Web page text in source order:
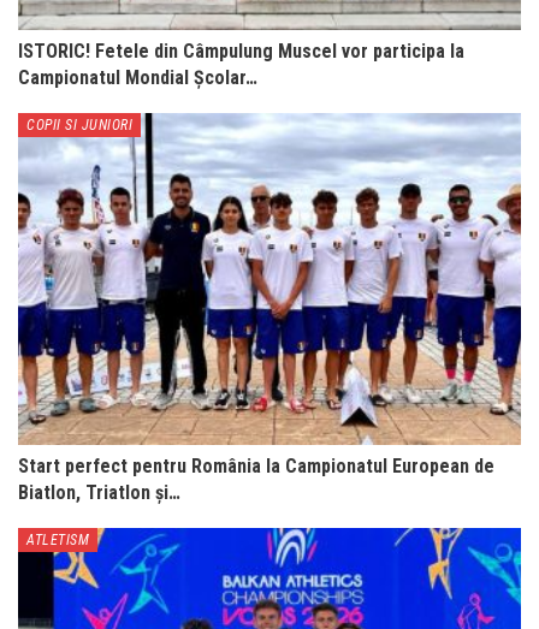
ISTORIC! Fetele din Câmpulung Muscel vor participa la
Campionatul Mondial Școlar…
COPII SI JUNIORI
Start perfect pentru România la Campionatul European de
Biatlon, Triatlon și…
ATLETISM